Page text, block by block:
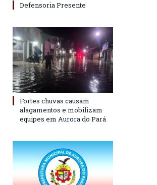
Defensoria Presente
Fortes chuvas causam
alagamentos e mobilizam
equipes em Aurora do Pará